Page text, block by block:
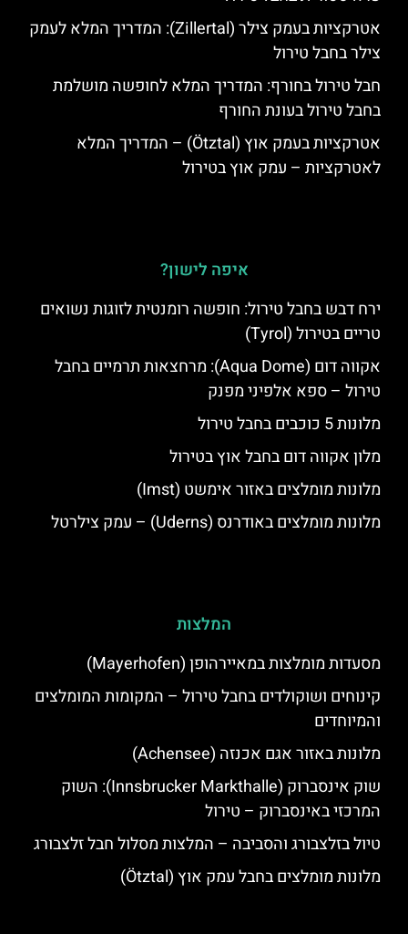
אטרקציות בעמק צילר (Zillertal): המדריך המלא לעמק
צילר בחבל טירול
חבל טירול בחורף: המדריך המלא לחופשה מושלמת
בחבל טירול בעונת החורף
אטרקציות בעמק אוץ (Ötztal) – המדריך המלא
לאטרקציות – עמק אוץ בטירול
איפה לישון?
ירח דבש בחבל טירול: חופשה רומנטית לזוגות נשואים
טריים בטירול (Tyrol)
אקווה דום (Aqua Dome): מרחצאות תרמיים בחבל
טירול – ספא אלפיני מפנק
מלונות 5 כוכבים בחבל טירול
מלון אקווה דום בחבל אוץ בטירול
מלונות מומלצים באזור אימשט (Imst)
מלונות מומלצים באודרנס (Uderns) – עמק צילרטל
המלצות
מסעדות מומלצות במאיירהופן (Mayerhofen)
קינוחים ושוקולדים בחבל טירול – המקומות המומלצים
והמיוחדים
מלונות באזור אגם אכנזה (Achensee)
שוק אינסברוק (Innsbrucker Markthalle): השוק
המרכזי באינסברוק – טירול
טיול בזלצבורג והסביבה – המלצות מסלול חבל זלצבורג
מלונות מומלצים בחבל עמק אוץ (Ötztal)